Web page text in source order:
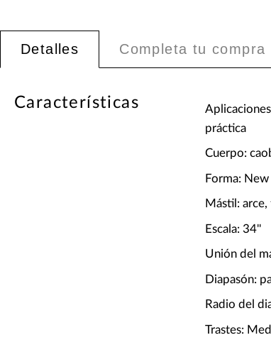
Detalles Completa tu compra
Características
práctica
Cuerpo:
Forma:
Mástil:
Escala: 34''
Unión del
Diapasón:
Radio del
Trastes: